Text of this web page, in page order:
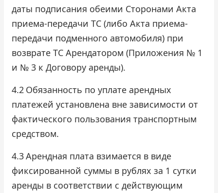
даты подписания обеими Сторонами Акта
приема-передачи ТС (либо Акта приема-
передачи подменного автомобиля) при
возврате ТС Арендатором (Приложения № 1
и № 3 к Договору аренды).
4.2 Обязанность по уплате арендных
платежей установлена вне зависимости от
фактического пользования транспортным
средством.
4.3Арендная плата взимается в виде
фиксированной суммы в рублях за 1 сутки
аренды в соответствии с действующим